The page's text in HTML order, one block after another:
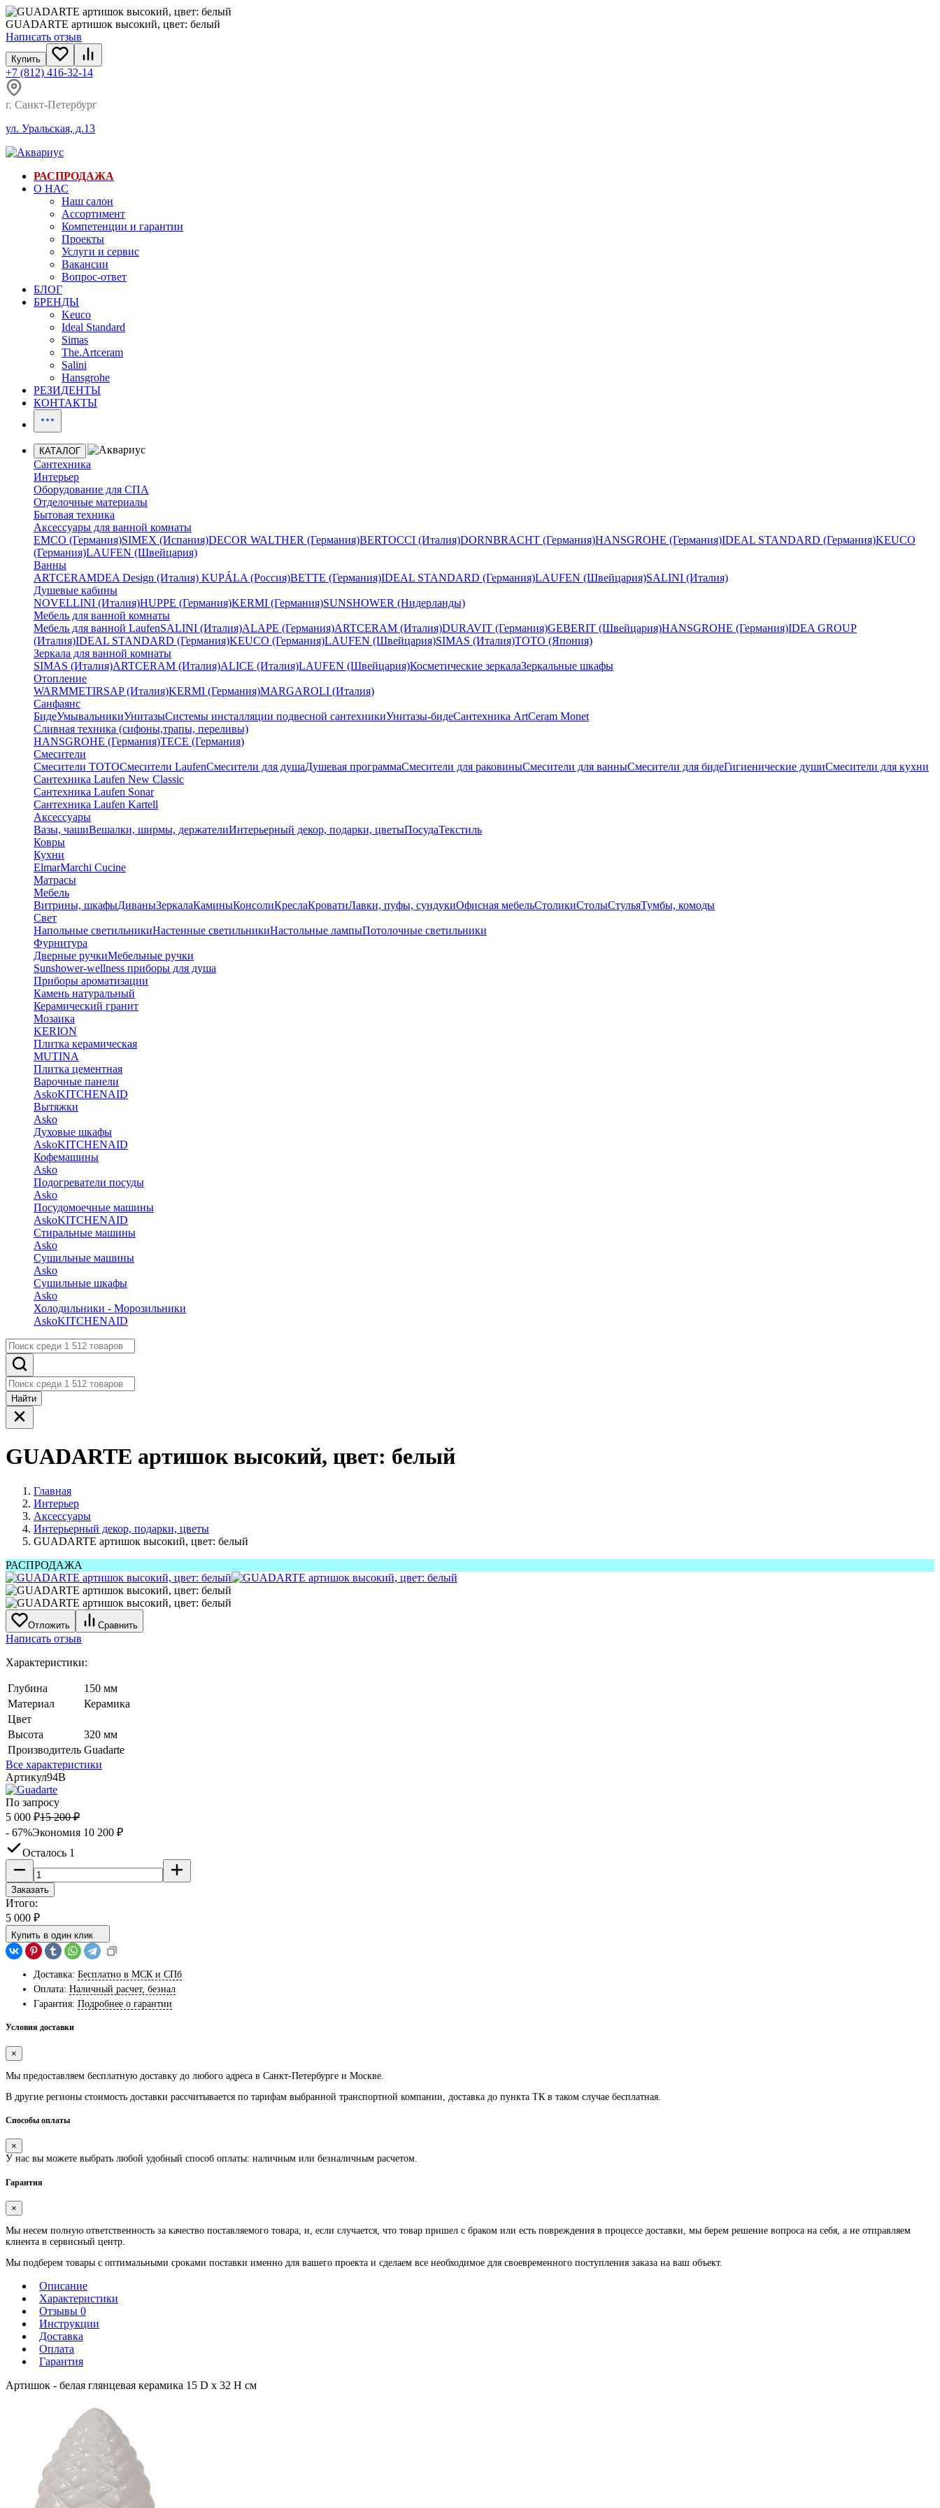
GUADARTE артишок высокий, цвет: белый
Написать отзыв
Купить
+7 (812) 416-32-14
г. Санкт-Петербург
ул. Уральская, д.13
РАСПРОДАЖА
О НАС
Наш салон
Ассортимент
Компетенции и гарантии
Проекты
Услуги и сервис
Вакансии
Вопрос-ответ
БЛОГ
БРЕНДЫ
Keuco
Ideal Standard
Simas
The.Artceram
Salini
Hansgrohe
РЕЗИДЕНТЫ
КОНТАКТЫ
КАТАЛОГ
Сантехника
Интерьер
Оборудование для СПА
Отделочные материалы
Бытовая техника
Аксессуары для ванной комнаты
EMCO (Германия)SIMEX (Испания)DECOR WALTHER (Германия)BERTOCCI (Италия)DORNBRACHT (Германия)HANSGROHE (Германия)IDEAL STANDARD (Германия)KEUCO
(Германия)LAUFEN (Швейцария)
Ванны
ARTCERAMDEA Design (Италия) KUPÁLA (Россия)BETTE (Германия)IDEAL STANDARD (Германия)LAUFEN (Швейцария)SALINI (Италия)
Душевые кабины
NOVELLINI (Италия)HUPPE (Германия)KERMI (Германия)SUNSHOWER (Нидерланды)
Мебель для ванной комнаты
Мебель для ванной LaufenSALINI (Италия)ALAPE (Германия)ARTCERAM (Италия)DURAVIT (Германия)GEBERIT (Швейцария)HANSGROHE (Германия)IDEA GROUP
(Италия)IDEAL STANDARD (Германия)KEUCO (Германия)LAUFEN (Швейцария)SIMAS (Италия)TOTO (Япония)
Зеркала для ванной комнаты
SIMAS (Италия)ARTCERAM (Италия)ALICE (Италия)LAUFEN (Швейцария)Косметические зеркалаЗеркальные шкафы
Отопление
WARMMETIRSAP (Италия)KERMI (Германия)MARGAROLI (Италия)
Санфаянс
БидеУмывальникиУнитазыСистемы инсталляции подвесной сантехникиУнитазы-бидеСантехника ArtCeram Monet
Сливная техника (сифоны,трапы, переливы)
HANSGROHE (Германия)TECE (Германия)
Смесители
Смесители TOTOСмесители LaufenСмесители для душаДушевая программаСмесители для раковиныСмесители для ванныСмесители для бидеГигиенические душиСмесители для кухни
Сантехника Laufen New Classic
Сантехника Laufen Sonar
Сантехника Laufen Kartell
Аксессуары
Вазы, чашиВешалки, ширмы, держателиИнтерьерный декор, подарки, цветыПосудаТекстиль
Ковры
Кухни
ElmarMarchi Cucine
Матрасы
Мебель
Витрины, шкафыДиваныЗеркалаКаминыКонсолиКреслаКроватиЛавки, пуфы, сундукиОфисная мебельСтоликиСтолыСтульяТумбы, комоды
Свет
Напольные светильникиНастенные светильникиНастольные лампыПотолочные светильники
Фурнитура
Дверные ручкиМебельные ручки
Sunshower-wellness приборы для душа
Приборы ароматизации
Камень натуральный
Керамический гранит
Мозаика
KERION
Плитка керамическая
MUTINA
Плитка цементная
Варочные панели
AskoKITCHENAID
Вытяжки
Asko
Духовые шкафы
AskoKITCHENAID
Кофемашины
Asko
Подогреватели посуды
Asko
Посудомоечные машины
AskoKITCHENAID
Стиральные машины
Asko
Сушильные машины
Asko
Сушильные шкафы
Asko
Холодильники - Морозильники
AskoKITCHENAID
Найти
GUADARTE артишок высокий, цвет: белый
Главная
Интерьер
Аксессуары
Интерьерный декор, подарки, цветы
GUADARTE артишок высокий, цвет: белый
РАСПРОДАЖА
Отложить Сравнить
Написать отзыв
Характеристики:
Глубина
150 мм
Материал
Керамика
Цвет
Высота
320 мм
Производитель Guadarte
Все характеристики
Артикул94B
По запросу
5 000 ₽15 200 ₽
- 67%Экономия 10 200 ₽
Осталось 1
Заказать
Итого:
5 000 ₽
Купить в один клик
Доставка: Бесплатно в МСК и СПб
Оплата: Наличный расчет, безнал
Гарантия: Подробнее о гарантии
Условия доставки
×
Мы предоставляем бесплатную доставку до любого адреса в Санкт-Петербурге и Москве.
В другие регионы стоимость доставки рассчитывается по тарифам выбранной транспортной компании, доставка до пункта ТК в таком случае бесплатная
Способы оплаты
×
У нас вы можете выбрать любой удобный способ оплаты: наличным или безналичным расчетом.
Гарантия
×
Мы несем полную ответственность за качество поставляемого товара, и, если случается, что товар пришел с браком или есть повреждения в процессе доставки, мы берем решение вопроса на себя, а не отправляем
клиента в сервисный центр.
Мы подберем товары с оптимальными сроками поставки именно для вашего проекта и сделаем все необходимое для своевременного поступления заказа на ваш объект.
Описание
Характеристики
Отзывы 0
Инструкции
Доставка
Оплата
Гарантия
Артишок - белая глянцевая керамика 15 D x 32 H см